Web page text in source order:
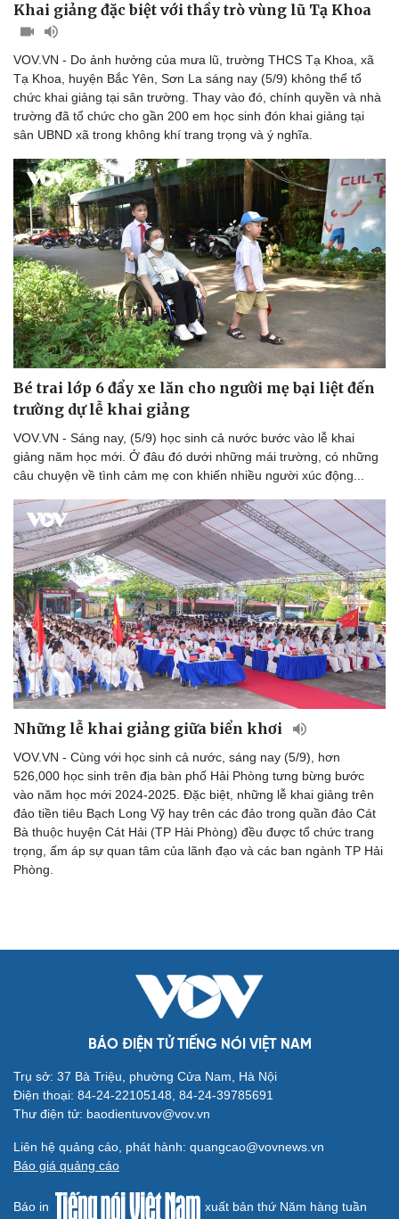
Khai giảng đặc biệt với thầy trò vùng lũ Tạ Khoa
VOV.VN - Do ảnh hưởng của mưa lũ, trường THCS Tạ Khoa, xã
Tạ Khoa, huyện Bắc Yên, Sơn La sáng nay (5/9) không thể tổ
chức khai giảng tại sân trường. Thay vào đó, chính quyền và nhà
trường đã tổ chức cho gần 200 em học sinh đón khai giảng tại
sân UBND xã trong không khí trang trọng và ý nghĩa.
Bé trai lớp 6 đẩy xe lăn cho người mẹ bại liệt đến
trường dự lễ khai giảng
VOV.VN - Sáng nay, (5/9) học sinh cả nước bước vào lễ khai
giảng năm học mới. Ở đâu đó dưới những mái trường, có những
câu chuyện về tình cảm mẹ con khiến nhiều người xúc động...
Những lễ khai giảng giữa biển khơi
VOV.VN - Cùng với học sinh cả nước, sáng nay (5/9), hơn
526,000 học sinh trên địa bàn phố Hải Phòng tưng bừng bước
vào năm học mới 2024-2025. Đặc biệt, những lễ khai giảng trên
đảo tiền tiêu Bạch Long Vỹ hay trên các đảo trong quần đảo Cát
Bà thuộc huyện Cát Hải (TP Hải Phòng) đều được tổ chức trang
trọng, ấm áp sự quan tâm của lãnh đạo và các ban ngành TP Hải
Phòng.
BÁO ĐIỆN TỬ TIẾNG NÓI VIỆT NAM
Trụ sở: 37 Bà Triệu, phường Cửa Nam, Hà Nội
Điện thoại: 84-24-22105148, 84-24-39785691
Thư điện tử: baodientuvov@vov.vn
Liên hệ quảng cáo, phát hành: quangcao@vovnews.vn
Báo giá quảng cáo
Báo in xuất bản thứ Năm hàng tuần